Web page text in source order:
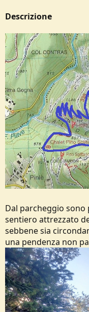
Descrizione
Dal parcheggio
sentiero attrezzato
sebbene sia
una pendenza non